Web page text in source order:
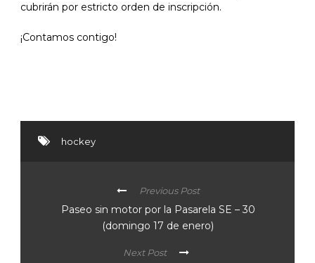
cubrirán por estricto orden de inscripción.
¡Contamos contigo!
hockey
Previous Post
Paseo sin motor por la Pasarela SE – 30
(domingo 17 de enero)
Next Post